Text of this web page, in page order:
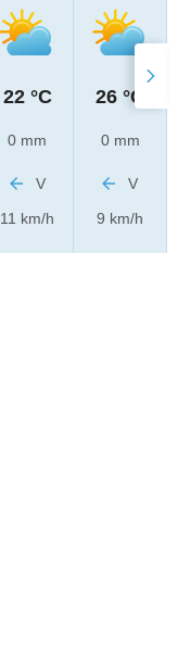
22 °C
0 mm
V
11 km/h
26 °C
0 mm
V
9 km/h